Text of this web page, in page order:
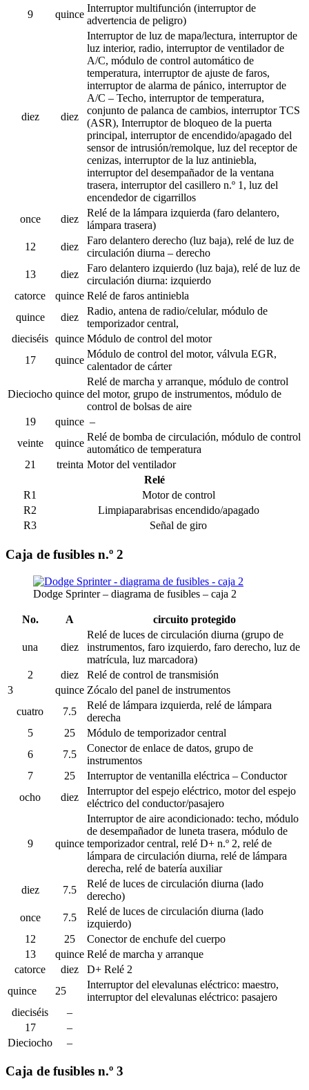
9
quince
Interruptor multifunción (interruptor de
advertencia de peligro)
diez diez
Interruptor de luz de mapa/lectura, interruptor de
luz interior, radio, interruptor de ventilador de
A/C, módulo de control automático de
temperatura, interruptor de ajuste de faros,
interruptor de alarma de pánico, interruptor de
A/C – Techo, interruptor de temperatura,
conjunto de palanca de cambios, interruptor TCS
(ASR), Interruptor de bloqueo de la puerta
principal, interruptor de encendido/apagado del
sensor de intrusión/remolque, luz del receptor de
cenizas, interruptor de la luz antiniebla,
interruptor del desempañador de la ventana
trasera, interruptor del casillero n.º 1, luz del
encendedor de cigarrillos
once
diez
Relé de la lámpara izquierda (faro delantero,
lámpara trasera)
12
diez
Faro delantero derecho (luz baja), relé de luz de
circulación diurna – derecho
13
diez
Faro delantero izquierdo (luz baja), relé de luz de
circulación diurna: izquierdo
catorce
quince Relé de faros antiniebla
quince
diez
Radio, antena de radio/celular, módulo de
temporizador central,
dieciséis quince Módulo de control del motor
17
quince
Módulo de control del motor, válvula EGR,
calentador de cárter
Dieciocho quince
Relé de marcha y arranque, módulo de control
del motor, grupo de instrumentos, módulo de
control de bolsas de aire
19
quince –
veinte
quince
Relé de bomba de circulación, módulo de control
automático de temperatura
21
treinta Motor del ventilador
Relé
R1
Motor de control
R2
Limpiaparabrisas encendido/apagado
R3
Señal de giro
Caja de fusibles n.º 2
Dodge Sprinter – diagrama de fusibles – caja 2
No. A circuito protegido
una diez
Relé de luces de circulación diurna (grupo de
instrumentos, faro izquierdo, faro derecho, luz de
matrícula, luz marcadora)
2
diez
Relé de control de transmisión
3
quince Zócalo del panel de instrumentos
cuatro
7.5
Relé de lámpara izquierda, relé de lámpara
derecha
5
25
Módulo de temporizador central
6
7.5
Conector de enlace de datos, grupo de
instrumentos
7
25
Interruptor de ventanilla eléctrica – Conductor
ocho
diez
Interruptor del espejo eléctrico, motor del espejo
eléctrico del conductor/pasajero
9 quince
Interruptor de aire acondicionado: techo, módulo
de desempañador de luneta trasera, módulo de
temporizador central, relé D+ n.º 2, relé de
lámpara de circulación diurna, relé de lámpara
derecha, relé de batería auxiliar
diez
7.5
Relé de luces de circulación diurna (lado
derecho)
once
7.5
Relé de luces de circulación diurna (lado
izquierdo)
12
25
Conector de enchufe del cuerpo
13
quince Relé de marcha y arranque
catorce
diez
D+ Relé 2
quince
25
Interruptor del elevalunas eléctrico: maestro,
interruptor del elevalunas eléctrico: pasajero
dieciséis
–
17
–
Dieciocho
–
Caja de fusibles n.º 3